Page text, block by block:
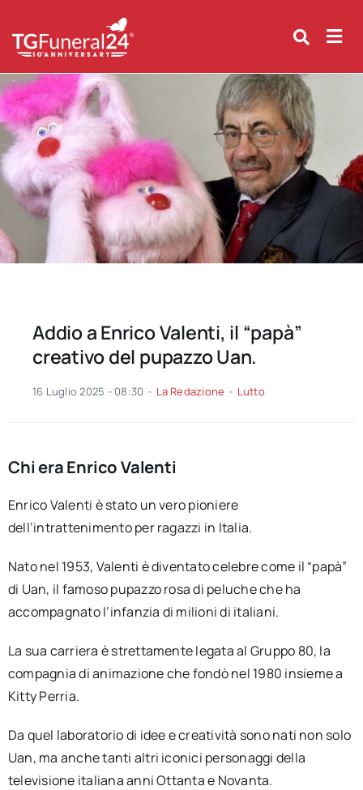
content
Addio a Enrico Valenti, il “papà”
creativo del pupazzo Uan.
16 Luglio 2025 - 08:30 - La Redazione - Lutto
Chi era Enrico Valenti
Enrico Valenti è stato un vero pioniere
dell’intrattenimento per ragazzi in Italia.
Nato nel 1953, Valenti è diventato celebre come il “papà”
di Uan, il famoso pupazzo rosa di peluche che ha
accompagnato l’infanzia di milioni di italiani.
La sua carriera è strettamente legata al Gruppo 80, la
compagnia di animazione che fondò nel 1980 insieme a
Kitty Perria.
Da quel laboratorio di idee e creatività sono nati non solo
Uan, ma anche tanti altri iconici personaggi della
televisione italiana anni Ottanta e Novanta.